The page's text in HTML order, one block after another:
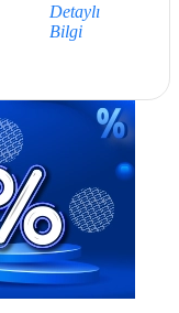
Detaylı
Bilgi